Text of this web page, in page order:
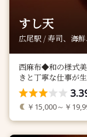
すし天
広尾駅 / 寿司、海
西麻布◆和の様式
きと丁寧な仕事が
￥15,000～￥